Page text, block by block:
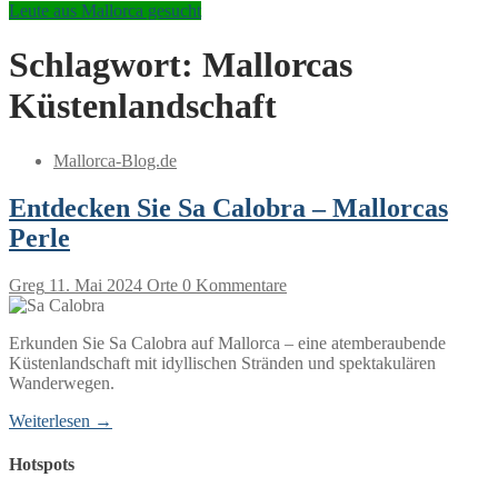
Leute aus Mallorca gesucht
Schlagwort: Mallorcas
Küstenlandschaft
Mallorca-Blog.de
Entdecken Sie Sa Calobra – Mallorcas
Perle
Greg 11. Mai 2024 Orte 0 Kommentare
Erkunden Sie Sa Calobra auf Mallorca – eine atemberaubende
Küstenlandschaft mit idyllischen Stränden und spektakulären
Wanderwegen.
Weiterlesen →
Hotspots